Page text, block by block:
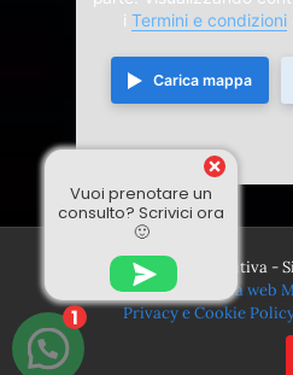
i Termini e condizioni
Carica mappa
© 2024 Divina Sensitiva -
realizzato dall'
Agenzia web
Privacy e Cookie
Vuoi prenotare un
consulto? Scrivici ora
🙂
1